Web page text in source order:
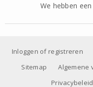
We hebben
Inloggen of registreren
Sitemap
Algemene
Privacybeleid